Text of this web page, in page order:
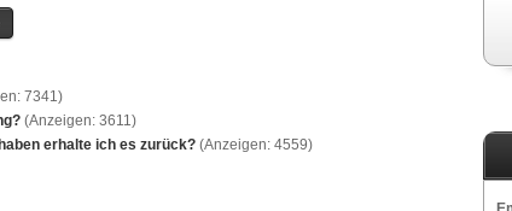
7341)
(Anzeigen: 3611)
erhalte ich es zurück? (Anzeigen: 4559)